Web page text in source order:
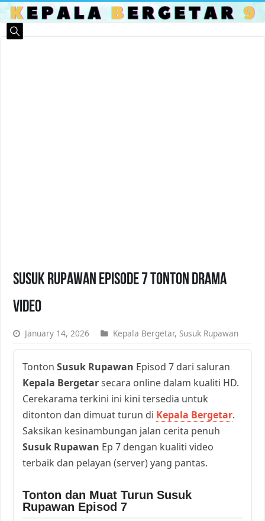
Susuk Rupawan Episode 7 Tonton Drama
Video
January 14, 2026 Kepala Bergetar, Susuk Rupawan
TontonSusuk Rupawan Episod 7 dari saluran
Kepala Bergetarsecara online dalam kualiti HD.
Cerekarama terkini ini kini tersedia untuk
ditonton dan dimuat turun di Kepala Bergetar.
Saksikan kesinambungan jalan cerita penuh
Susuk Rupawan Ep 7 dengan kualiti video
terbaik dan pelayan (server) yang pantas.
Tonton dan Muat Turun Susuk
Rupawan Episod 7